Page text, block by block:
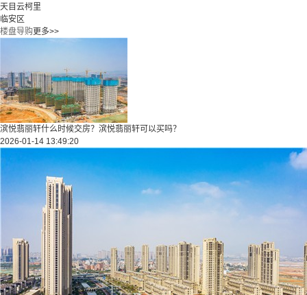
天目云柯里
临安区
楼盘导购更多>>
滨悦翡丽轩什么时候交房？滨悦翡丽轩可以买吗？
2026-01-14 13:49:20